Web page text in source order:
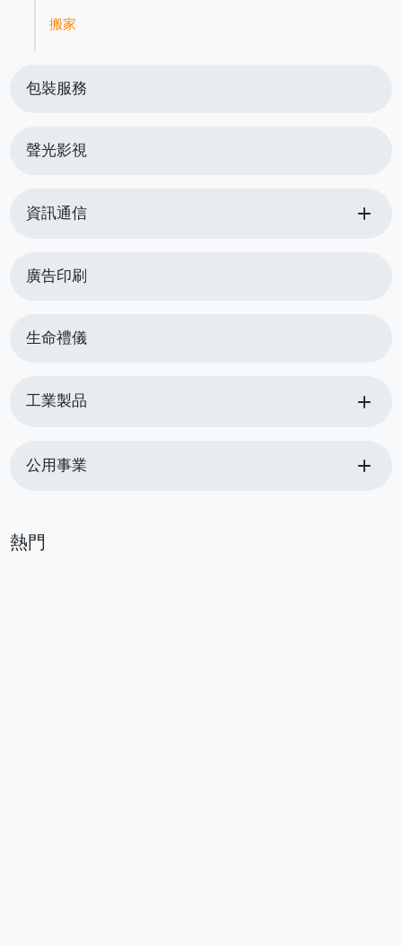
搬家
包裝服務
聲光影視
資訊通信 add
廣告印刷
生命禮儀
工業製品 add
公用事業 add
熱門